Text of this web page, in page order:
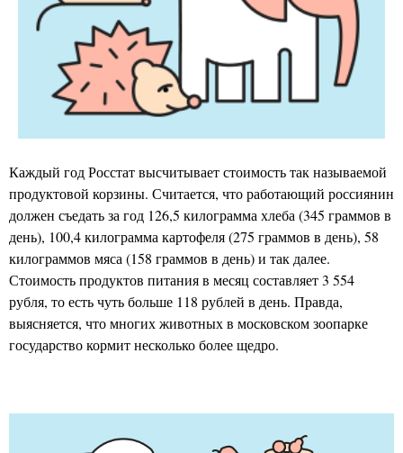
Каждый год Росстат высчитывает стоимость так называемой
продуктовой корзины. Считается, что работающий россиянин
должен съедать за год 126,5 килограмма хлеба (345 граммов в
день), 100,4 килограмма картофеля (275 граммов в день), 58
килограммов мяса (158 граммов в день) и так далее.
Стоимость продуктов питания в месяц составляет 3 554
рубля, то есть чуть больше 118 рублей в день. Правда,
выясняется, что многих животных в московском зоопарке
государство кормит несколько более щедро.